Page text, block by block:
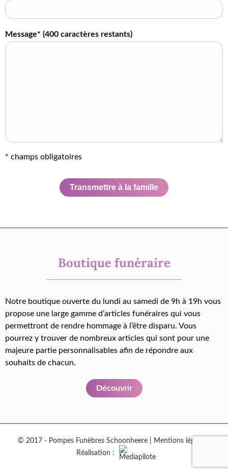
Message* (400 caractères restants)
* champs obligatoires
Transmettre à la famille
Boutique funéraire
Notre boutique ouverte du lundi au samedi de 9h à 19h vous
propose une large gamme d’articles funéraires qui vous
permettront de rendre hommage à l’être disparu. Vous
pourrez y trouver de nombreux articles qui sont pour une
majeure partie personnalisables afin de répondre aux
souhaits de chacun.
Découvrir
© 2017 - Pompes Funèbres Schoonheere | Mentions légales
Réalisation :